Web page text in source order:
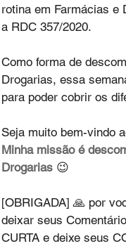
rotina em Farmácias e
a RDC 357/2020.
Como forma de
Drogarias, essa
para poder cobrir os
Seja muito bem-vindo
Minha missão é
Drogarias 😉
[OBRIGADA] 🙏 por
deixar seus
CURTA e deixe seus